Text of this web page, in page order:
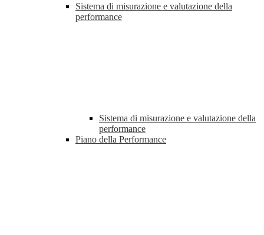
Sistema di misurazione e valutazione della
performance
Sistema di misurazione e valutazione della
performance
Piano della Performance